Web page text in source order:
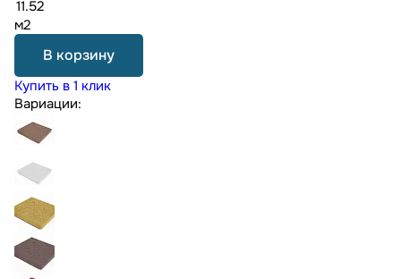
м2
В корзину
Купить в 1 клик
Вариации: